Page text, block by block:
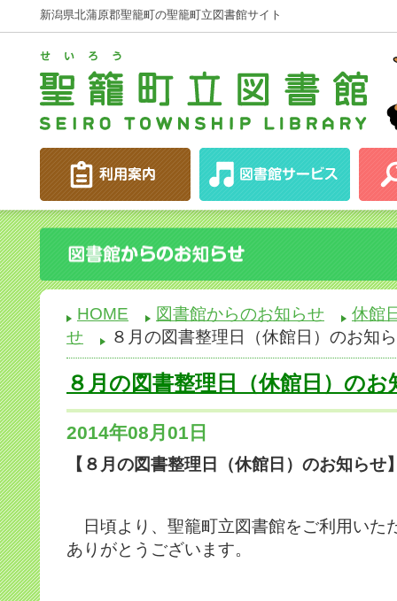
新潟県北蒲原郡聖籠町の聖籠町立図書館サイト
HOME 図書館からのお知らせ
休館
せ
８月の図書整理日（休館日）のお知
８月の図書整理日（休館日）のお
2014年08月01日
【８月の図書整理日（休館日）のお知らせ
日頃より、聖籠町立図書館をご利用いた
ありがとうございます。